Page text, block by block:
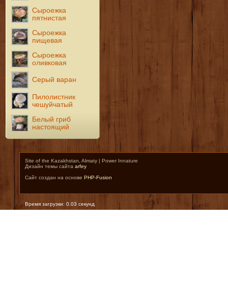
Сыроежка
пятнистая
Сыроежка
пищевая
Сыроежка
оливковая
Серый варан
Пилолистник
чешуйчатый
Белый гриб
настоящий
Site of the Kazakhstan, Almaty | Power Innature
Дизайн темы сайта arfey
Сайт создан на основе PHP-Fusion
Время загрузки: 0.03 секунд